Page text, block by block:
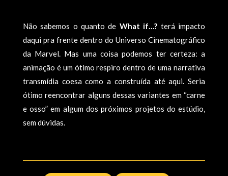
Não sabemos o quanto de What if…? terá impacto
daqui pra frente dentro do Universo Cinematográfico
da Marvel. Mas uma coisa podemos ter certeza: a
animação é um ótimo respiro dentro de uma narrativa
transmídia coesa como a construída até aqui. Seria
ótimo reencontrar alguns dessas variantes em “carne
e osso” em algum dos próximos projetos do estúdio,
sem dúvidas.